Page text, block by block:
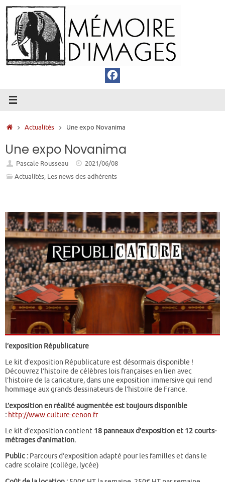
Passer
au
contenu
Accueil
Actualités Une expo Novanima
Une expo Novanima
Pascale Rousseau
2021/06/08
Actualités, Les news des adhérents
l’exposition Républicature
Le kit d’exposition Républicature est désormais disponible !
Découvrez l’histoire de célèbres lois françaises en lien avec
l’histoire de la caricature, dans une exposition immersive qui rend
hommage aux grands dessinateurs de l’histoire de France.
L’exposition en réalité augmentée est toujours disponible
:http://www.culture-cenon.fr
Le kit d’exposition contient 18 panneaux d’exposition et 12 courts-
métrages d’animation.
Public :Parcours d’exposition adapté pour les familles et dans le
cadre scolaire (collège, lycée)